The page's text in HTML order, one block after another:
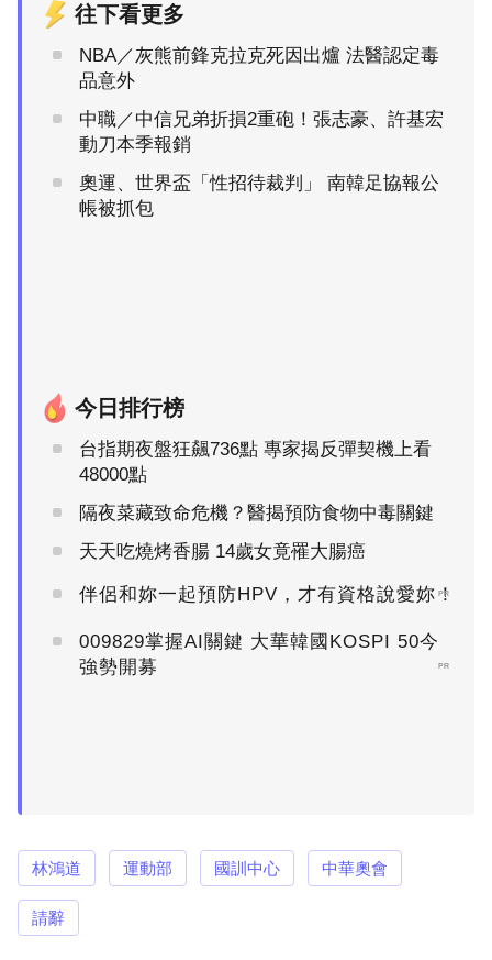
往下看更多
NBA／灰熊前鋒克拉克死因出爐 法醫認定毒
品意外
中職／中信兄弟折損2重砲！張志豪、許基宏
動刀本季報銷
奧運、世界盃「性招待裁判」 南韓足協報公
帳被抓包
今日排行榜
台指期夜盤狂飆736點 專家揭反彈契機上看
48000點
隔夜菜藏致命危機？醫揭預防食物中毒關鍵
天天吃燒烤香腸 14歲女竟罹大腸癌
伴侶和妳一起預防HPV，才有資格說愛妳！
PR
009829掌握AI關鍵 大華韓國KOSPI 50今
強勢開募
PR
林鴻道 運動部 國訓中心 中華奧會
請辭